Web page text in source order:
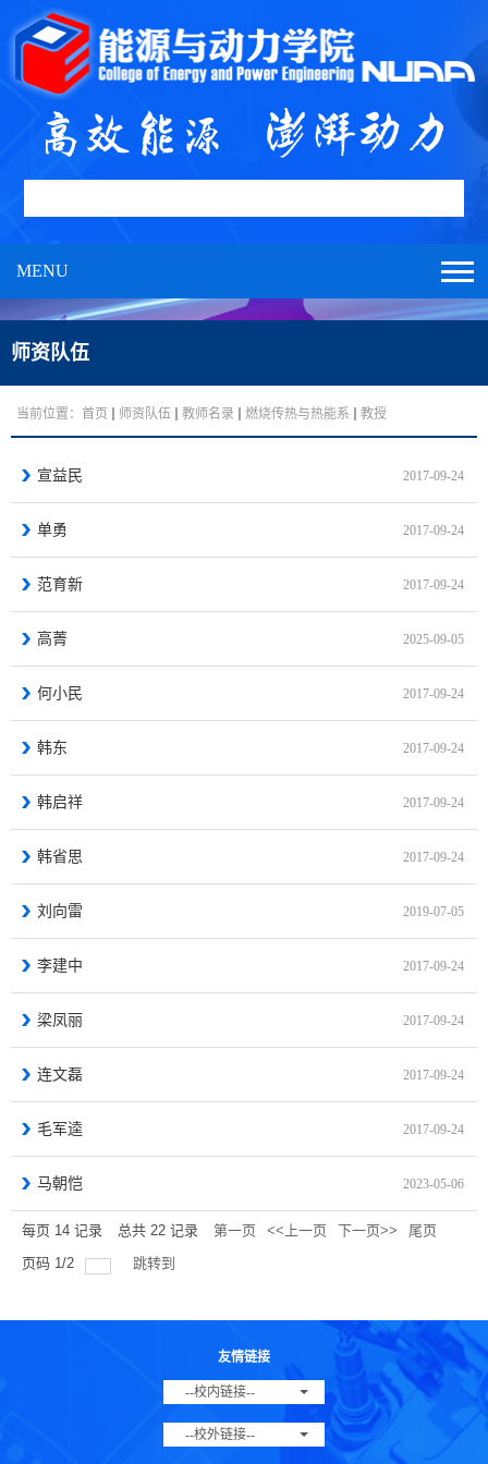
MENU
师资队伍
当前位置： 首页 师资队伍 教师名录 燃烧传热与热能系 教授
宣益民 2017-09-24
单勇 2017-09-24
范育新 2017-09-24
高菁 2025-09-05
何小民 2017-09-24
韩东 2017-09-24
韩启祥 2017-09-24
韩省思 2017-09-24
刘向雷 2019-07-05
李建中 2017-09-24
梁凤丽 2017-09-24
连文磊 2017-09-24
毛军逵 2017-09-24
马朝恺 2023-05-06
每页 14 记录 总共 22 记录 第一页 <<上一页 下一页>>
尾页
页码 1/2 跳转到
友情链接
--校内链接--
--校外链接--